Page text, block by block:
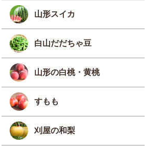
山形スイカ
白山だだちゃ豆
山形の白桃・黄桃
すもも
刈屋の和梨